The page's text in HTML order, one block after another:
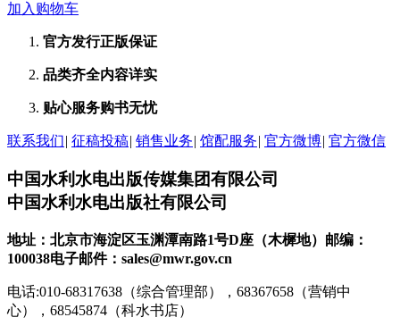
加入购物车
官方发行正版保证
品类齐全内容详实
贴心服务购书无忧
联系我们| 征稿投稿| 销售业务| 馆配服务| 官方微博| 官方微信
中国水利水电出版传媒集团有限公司
中国水利水电出版社有限公司
地址：北京市海淀区玉渊潭南路1号D座（木樨地） 邮编：
100038电子邮件：sales@mwr.gov.cn
电话:010-68317638（综合管理部），68367658（营销中
心），68545874（科水书店）